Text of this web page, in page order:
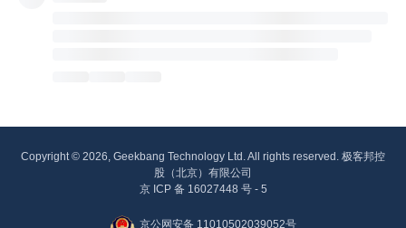
Copyright © 2026, Geekbang Technology Ltd. All rights reserved. 极客邦控
股（北京）有限公司
京 ICP 备 16027448 号 - 5
京公网安备 11010502039052号